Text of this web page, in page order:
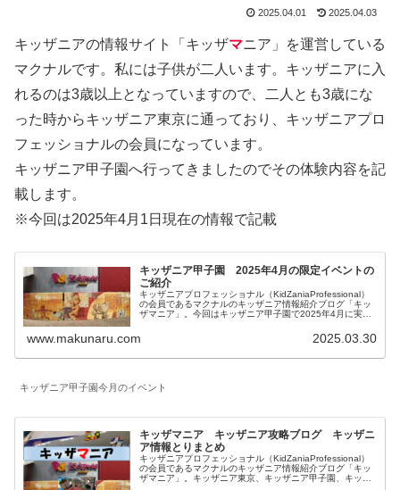
2025.04.01 2025.04.03
キッザニアの情報サイト「キッザマニア」を運営している
マクナルです。私には子供が二人います。キッザニアに入
れるのは3歳以上となっていますので、二人とも3歳にな
った時からキッザニア東京に通っており、キッザニアプロ
フェッショナルの会員になっています。
キッザニア甲子園へ行ってきましたのでその体験内容を記
載します。
※今回は2025年4月1日現在の情報で記載
キッザニア甲子園 2025年4月の限定イベントの
ご紹介
キッザニアプロフェッショナル（KidZaniaProfessional）
の会員であるマクナルのキッザニア情報紹介ブログ「キッ
ザマニア」。今回はキッザニア甲子園で2025年4月に実施
www.makunaru.com 2025.03.30
キッザニア甲子園今月のイベント
キッザマニア キッザニア攻略ブログ キッザニ
ア情報とりまとめ
キッザニアプロフェッショナル（KidZaniaProfessional）
の会員であるマクナルのキッザニア情報紹介ブログ「キッ
ザマニア」。キッザニア東京、キッザニア甲子園、キッザ